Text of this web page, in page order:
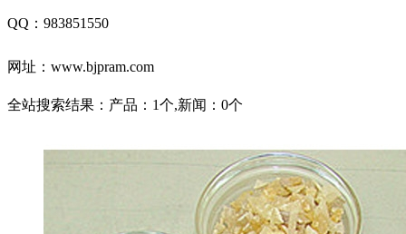
QQ：983851550
网址 ： www.bjpram.com
全站搜索结果：产品：1个,新闻：0个